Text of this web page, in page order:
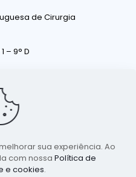
de Cirurgia
– 9° D
sua experiência. Ao
com nossa Política de
e cookies.